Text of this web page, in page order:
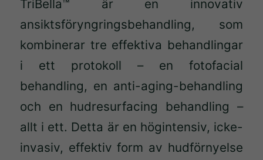
TriBella™ är en innovativ
ansiktsföryngringsbehandling, som
kombinerar tre effektiva behandlingar
i ett protokoll – en fotofacial
behandling, en anti-aging-behandling
och en hudresurfacing behandling –
allt i ett. Detta är en högintensiv, icke-
invasiv, effektiv form av hudförnyelse